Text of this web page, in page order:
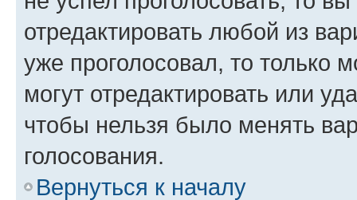
отредактировать любой из
уже проголосовал, то только
могут отредактировать или
чтобы нельзя было менять
голосования.
Вернуться к началу